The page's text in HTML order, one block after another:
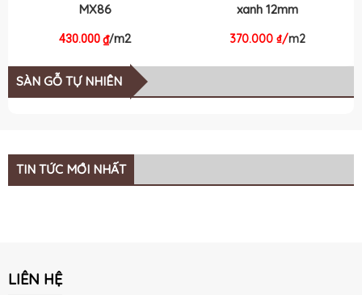
MX86
430.000₫/m2
xanh 12mm
370.000 ₫/m2
SÀN GỖ TỰ NHIÊN
TIN TỨC MỚI NHẤT
LIÊN HỆ